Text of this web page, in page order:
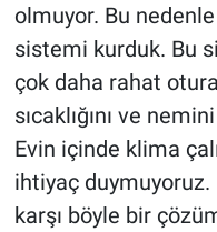
olmuyor. Bu
sistemi kurduk. Bu
çok daha rahat
sıcaklığını ve
Evin içinde klima
ihtiyaç
karşı böyle bir